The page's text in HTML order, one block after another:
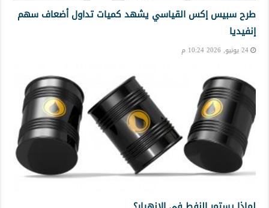
طرح سبيس إكس القياسي يشهد كميات تداول أضعاف سهم
إنفيديا
24 يونيو, 2026 10:24 م